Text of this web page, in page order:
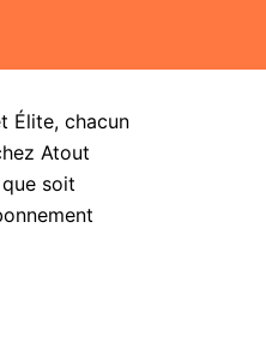
Élite, chacun
Atout
soit